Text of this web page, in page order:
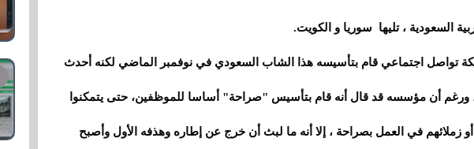
السعودية ، تليها سوريا و الكويت.
تواصل اجتماعي قام بتأسيسه هذا الشاب السعودي في نوفمبر الماضي لكنه أحدث
ورغم أن مؤسسه قد قال أنه قام بتأسيس "صراحة" أساسا للموظفين، حتى يتمكنوا
زملائهم في العمل بصراحة ، إلا أنه ما لبث أن خرج عن إطاره وهذفه الأول وأصبح